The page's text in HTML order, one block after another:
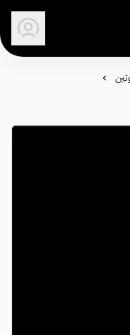
- معتمد في